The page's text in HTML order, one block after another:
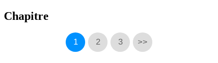
Chapitre
1 2 3 >>